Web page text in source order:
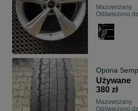
Mazowszany
Odświeżono
Używane
380 zł
Mazowszany
Odświeżono